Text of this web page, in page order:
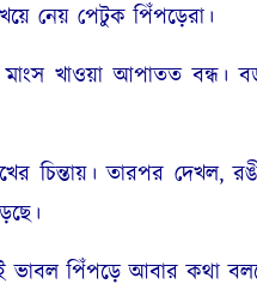
নেয় পেটুক পিঁপড়েরা।
খাওয়া আপাতত বন্ধ।
চিন্তায়। তারপর দেখল,
ভাবল পিঁপড়ে আবার কথা